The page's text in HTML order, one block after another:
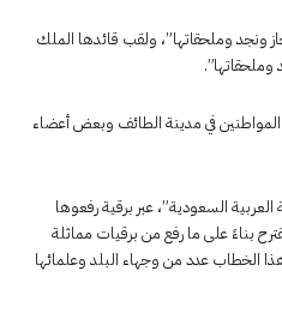
ونجد وملحقاتها”، ولقب قائدها الملك
1351هـ، رأى بعض المواطنين في مدينة الطائف وبعض أعضاء
السعودية”، عبر برقية رفعوها
بناءً على ما رفع من برقيات مماثلة
الخطاب عدد من وجهاء البلد وعلمائها